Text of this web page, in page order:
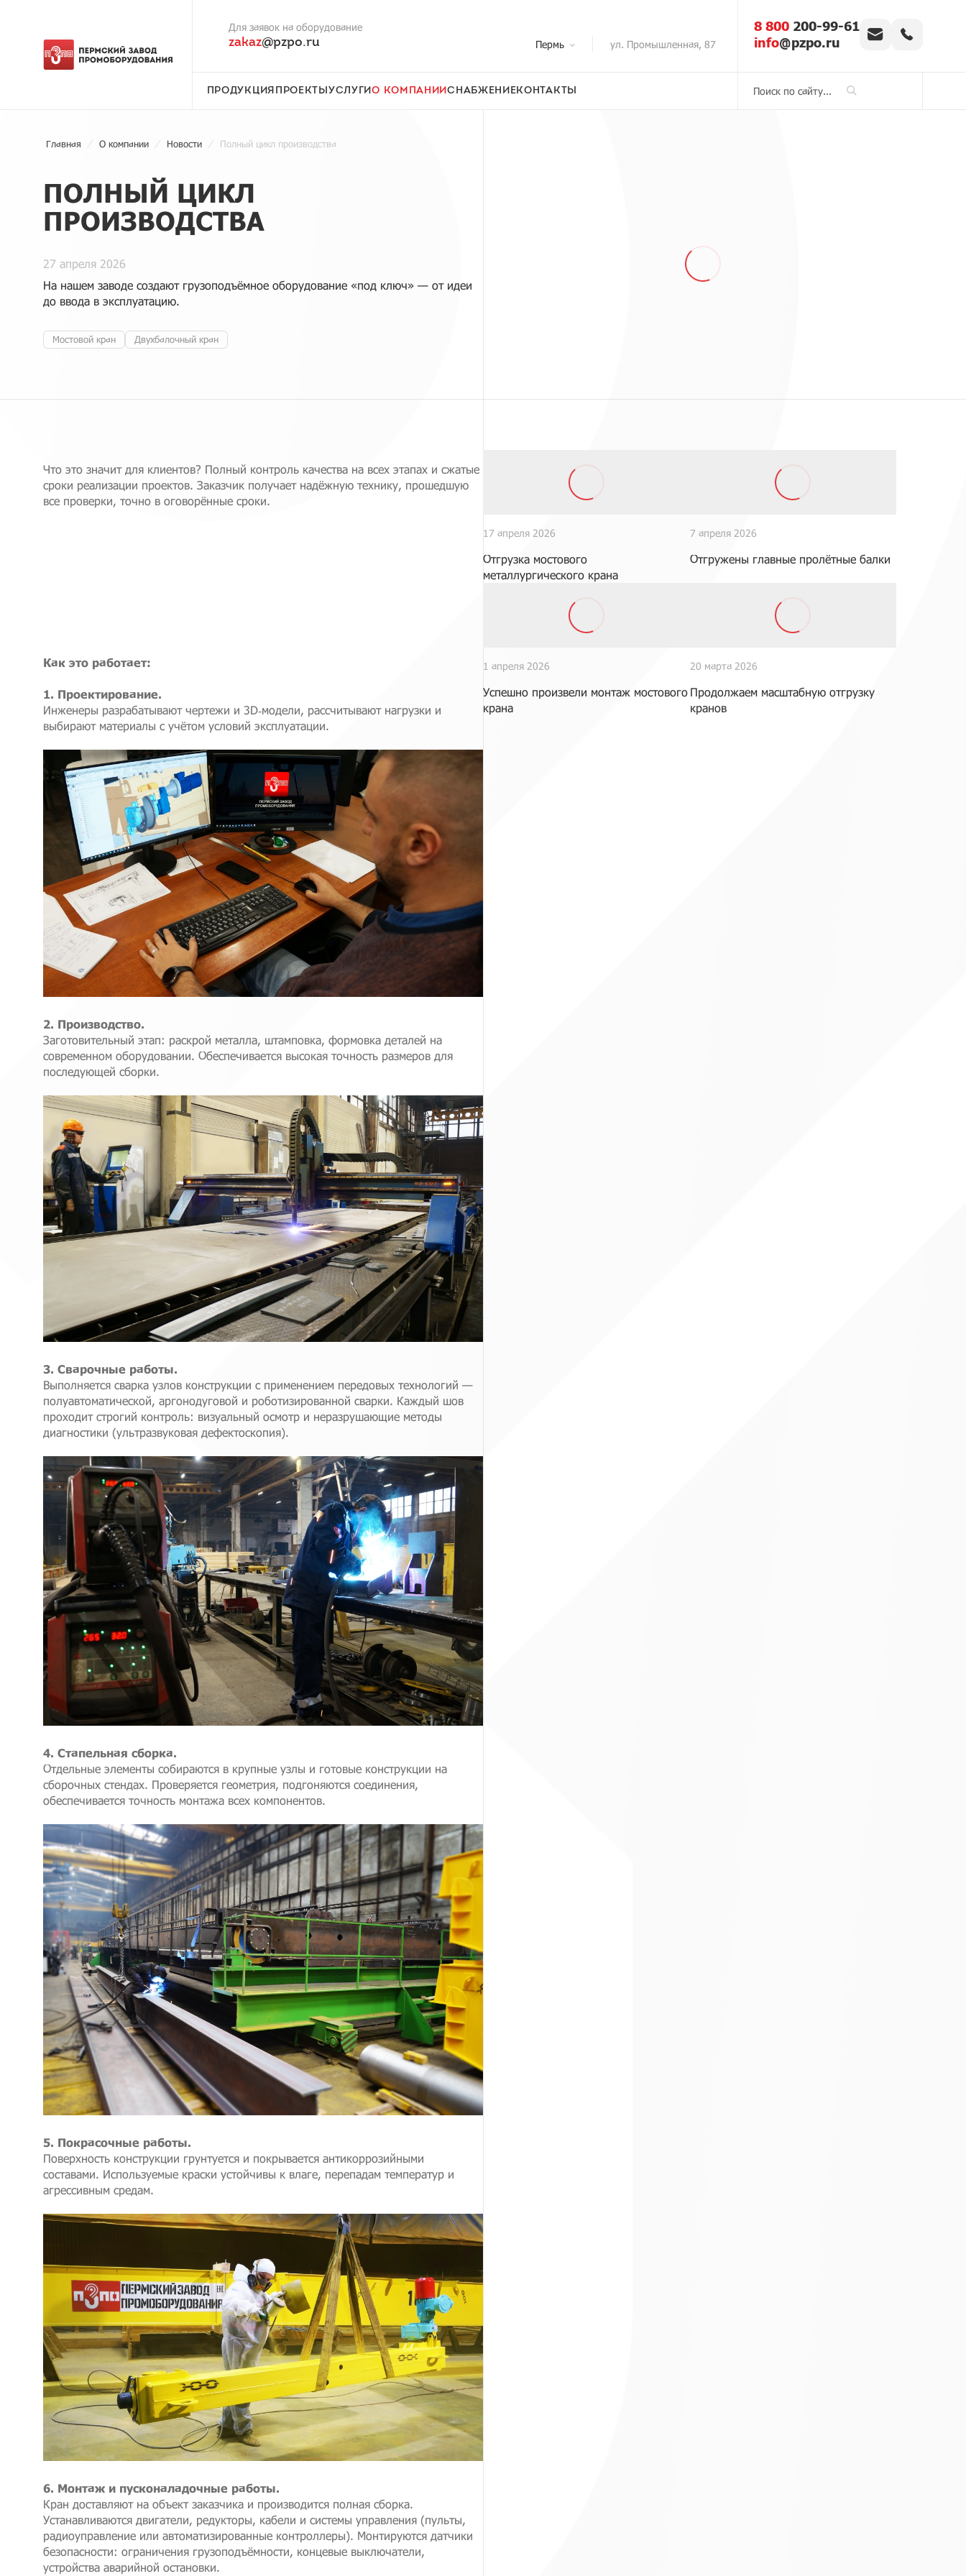
Для заявок на оборудование
zakaz@pzpo.ru Пермь ул. Промышленная, 87
ПРОДУКЦИЯ ПРОЕКТЫ УСЛУГИО КОМПАНИИСНАБЖЕНИЕКОНТАКТЫ
8 800 200-99-61
info@pzpo.ru
Главная О компании Новости Полный цикл производства
ПОЛНЫЙ ЦИКЛ
ПРОИЗВОДСТВА
27 апреля 2026
На нашем заводе создают грузоподъёмное оборудование «под ключ» — от идеи
до ввода в эксплуатацию.
Мостовой кран Двухбалочный кран
Что это значит для клиентов? Полный контроль качества на всех этапах и сжатые
сроки реализации проектов. Заказчик получает надёжную технику, прошедшую
все проверки, точно в оговорённые сроки.
Как это работает:
1. Проектирование.
Инженеры разрабатывают чертежи и 3D‑модели, рассчитывают нагрузки и
выбирают материалы с учётом условий эксплуатации.
2. Производство.
Заготовительный этап: раскрой металла, штамповка, формовка деталей на
современном оборудовании. Обеспечивается высокая точность размеров для
последующей сборки.
3. Сварочные работы.
Выполняется сварка узлов конструкции с применением передовых технологий —
полуавтоматической, аргонодуговой и роботизированной сварки. Каждый шов
проходит строгий контроль: визуальный осмотр и неразрушающие методы
диагностики (ультразвуковая дефектоскопия).
4. Стапельная сборка.
Отдельные элементы собираются в крупные узлы и готовые конструкции на
сборочных стендах. Проверяется геометрия, подгоняются соединения,
обеспечивается точность монтажа всех компонентов.
5. Покрасочные работы.
Поверхность конструкции грунтуется и покрывается антикоррозийными
составами. Используемые краски устойчивы к влаге, перепадам температур и
агрессивным средам.
6. Монтаж и пусконаладочные работы.
Кран доставляют на объект заказчика и производится полная сборка.
Устанавливаются двигатели, редукторы, кабели и системы управления (пульты,
радиоуправление или автоматизированные контроллеры). Монтируются датчики
безопасности: ограничения грузоподъёмности, концевые выключатели,
устройства аварийной остановки.
17 апреля 2026
Отгрузка мостового
металлургического крана
7 апреля 2026
Отгружены главные пролётные балки
1 апреля 2026
Успешно произвели монтаж мостового
крана
20 марта 2026
Продолжаем масштабную отгрузку
кранов